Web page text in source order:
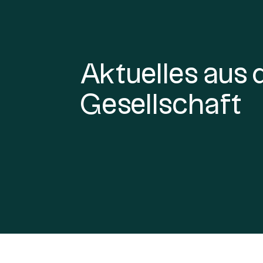
Aktuelles aus
Gesellschaft